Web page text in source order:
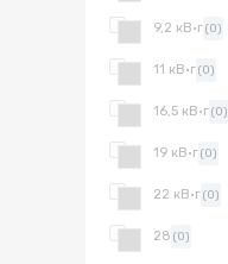
9,2 кВ·г(0)
11 кВ·г(0)
16,5 кВ·г(0)
19 кВ·г(0)
22 кВ·г(0)
28 (0)